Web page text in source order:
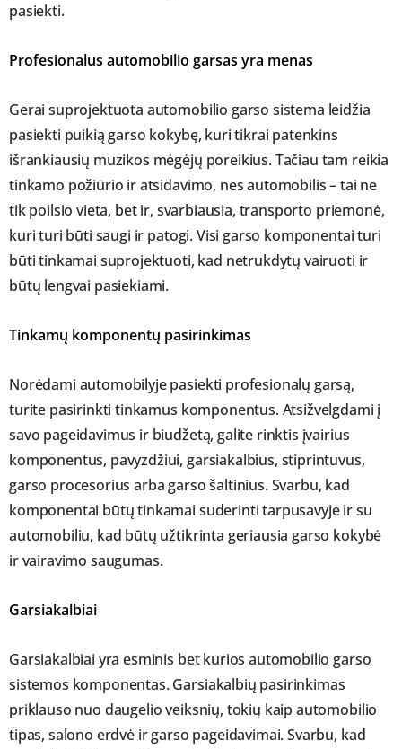
pasiekti.
Profesionalus automobilio garsas yra menas
Gerai suprojektuota automobilio garso sistema leidžia
pasiekti puikią garso kokybę, kuri tikrai patenkins
išrankiausių muzikos mėgėjų poreikius. Tačiau tam reikia
tinkamo požiūrio ir atsidavimo, nes automobilis – tai ne
tik poilsio vieta, bet ir, svarbiausia, transporto priemonė,
kuri turi būti saugi ir patogi. Visi garso komponentai turi
būti tinkamai suprojektuoti, kad netrukdytų vairuoti ir
būtų lengvai pasiekiami.
Tinkamų komponentų pasirinkimas
Norėdami automobilyje pasiekti profesionalų garsą,
turite pasirinkti tinkamus komponentus. Atsižvelgdami į
savo pageidavimus ir biudžetą, galite rinktis įvairius
komponentus, pavyzdžiui, garsiakalbius, stiprintuvus,
garso procesorius arba garso šaltinius. Svarbu, kad
komponentai būtų tinkamai suderinti tarpusavyje ir su
automobiliu, kad būtų užtikrinta geriausia garso kokybė
ir vairavimo saugumas.
Garsiakalbiai
Garsiakalbiai yra esminis bet kurios automobilio garso
sistemos komponentas. Garsiakalbių pasirinkimas
priklauso nuo daugelio veiksnių, tokių kaip automobilio
tipas, salono erdvė ir garso pageidavimai. Svarbu, kad